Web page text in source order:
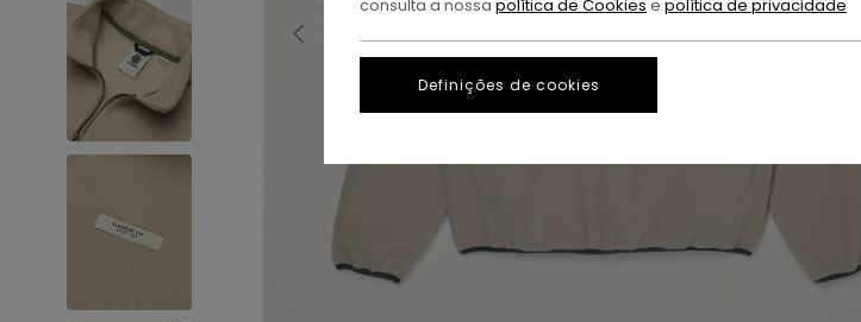
consulta a nossa política de Cookies e política de privacidade
Definições de cookies